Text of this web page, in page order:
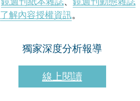
了解內容授權資訊。
獨家深度分析報導
線上閱讀